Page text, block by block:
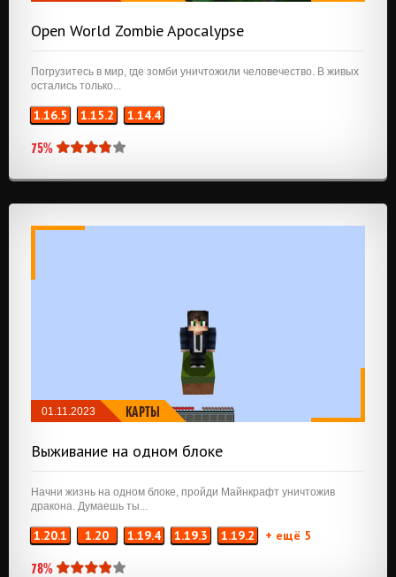
Open World Zombie Apocalypse
Погрузитесь в мир, где зомби уничтожили человечество. В живых
остались только...
1.16.5 1.15.2 1.14.4
75%
01.11.2023 КАРТЫ
Выживание на одном блоке
Начни жизнь на одном блоке, пройди Майнкрафт уничтожив
дракона. Думаешь ты...
1.20.1 1.20 1.19.4 1.19.3 1.19.2 + ещё 5
78%